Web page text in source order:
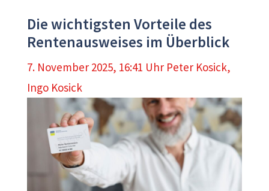
Die wichtigsten Vorteile des
Rentenausweises im Überblick
7. November 2025, 16:41 Uhr Peter Kosick,
Ingo Kosick